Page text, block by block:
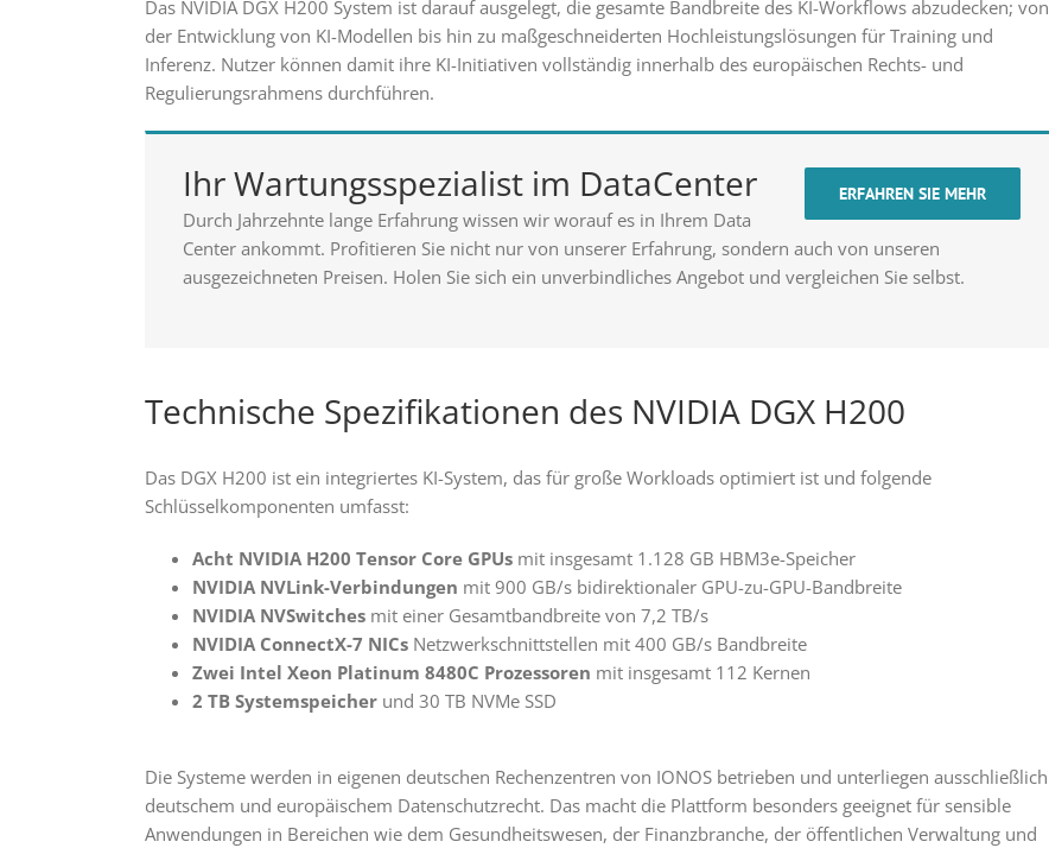
Das NVIDIA DGX H200 System ist darauf ausgelegt, die gesamte Bandbreite des KI-Workflows abzudecken; von
der Entwicklung von KI-Modellen bis hin zu maßgeschneiderten Hochleistungslösungen für Training und
Inferenz. Nutzer können damit ihre KI-Initiativen vollständig innerhalb des europäischen Rechts- und
Regulierungsrahmens durchführen.
ERFAHREN SIE MEHR
Ihr Wartungsspezialist im DataCenter
Durch Jahrzehnte lange Erfahrung wissen wir worauf es in Ihrem Data
Center ankommt. Profitieren Sie nicht nur von unserer Erfahrung, sondern auch von unseren
ausgezeichneten Preisen. Holen Sie sich ein unverbindliches Angebot und vergleichen Sie selbst.
Technische Spezifikationen des NVIDIA DGX H200
Das DGX H200 ist ein integriertes KI-System, das für große Workloads optimiert ist und folgende
Schlüsselkomponenten umfasst:
Acht NVIDIA H200 Tensor Core GPUsmit insgesamt 1.128 GB HBM3e-Speicher
NVIDIA NVLink-Verbindungen mit 900 GB/s bidirektionaler GPU-zu-GPU-Bandbreite
NVIDIA NVSwitchesmit einer Gesamtbandbreite von 7,2 TB/s
NVIDIA ConnectX-7 NICsNetzwerkschnittstellen mit 400 GB/s Bandbreite
Zwei Intel Xeon Platinum 8480C Prozessoren mit insgesamt 112 Kernen
2 TB Systemspeicherund 30 TB NVMe SSD
Die Systeme werden in eigenen deutschen Rechenzentren von IONOS betrieben und unterliegen ausschließlich
deutschem und europäischem Datenschutzrecht. Das macht die Plattform besonders geeignet für sensible
Anwendungen in Bereichen wie dem Gesundheitswesen, der Finanzbranche, der öffentlichen Verwaltung und